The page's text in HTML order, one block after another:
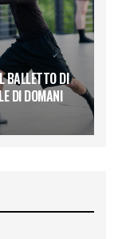
BALLETTO DI
DI DOMANI